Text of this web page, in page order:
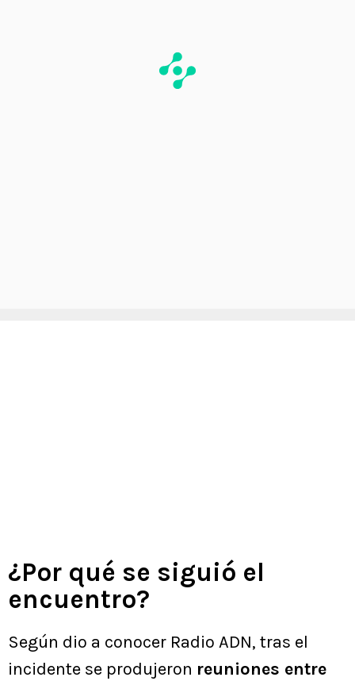
¿Por qué se siguió el
encuentro?
Según dio a conocer Radio ADN, tras el
incidente se produjeron reuniones entre